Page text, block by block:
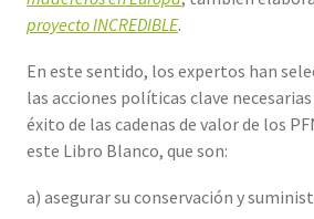
proyecto INCREDIBLE.
En este sentido, los expertos han
las acciones políticas clave
éxito de las cadenas de valor de los
este Libro Blanco, que son:
a) asegurar su conservación y